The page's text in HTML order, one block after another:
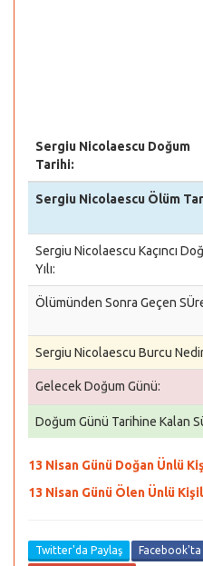
Sergiu Nicolaescu Doğum
Tarihi:
Sergiu Nicolaescu Ölüm
Sergiu Nicolaescu Kaçıncı
Yılı:
Ölümünden Sonra Geçen
Sergiu Nicolaescu Burcu
Gelecek Doğum Günü:
Doğum Günü Tarihine Kalan
13 Nisan Günü Doğan Ünlü
13 Nisan Günü Ölen Ünlü
Twitter'da Paylaş Facebook'ta